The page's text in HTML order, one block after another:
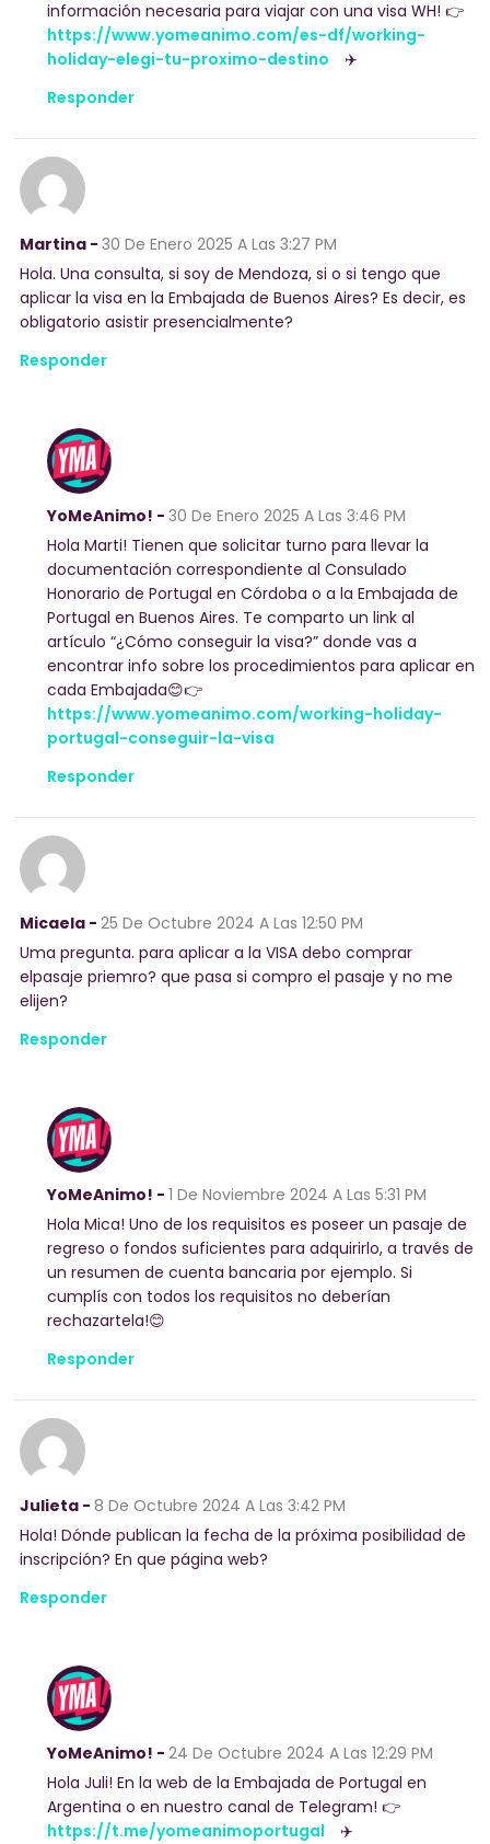
información necesaria para viajar con una visa WH! 👉
https://www.yomeanimo.com/es-df/working-
holiday-elegi-tu-proximo-destino
✈️
Responder
Martina - 30 De Enero 2025 A Las 3:27 PM
Hola. Una consulta, si soy de Mendoza, si o si tengo que
aplicar la visa en la Embajada de Buenos Aires? Es decir, es
obligatorio asistir presencialmente?
Responder
YoMeAnimo! - 30 De Enero 2025 A Las 3:46 PM
Hola Marti! Tienen que solicitar turno para llevar la
documentación correspondiente al Consulado
Honorario de Portugal en Córdoba o a la Embajada de
Portugal en Buenos Aires. Te comparto un link al
artículo “¿Cómo conseguir la visa?” donde vas a
encontrar info sobre los procedimientos para aplicar en
cada Embajada😊👉
https://www.yomeanimo.com/working-holiday-
portugal-conseguir-la-visa
Responder
Micaela - 25 De Octubre 2024 A Las 12:50 PM
Uma pregunta. para aplicar a la VISA debo comprar
elpasaje priemro? que pasa si compro el pasaje y no me
elijen?
Responder
YoMeAnimo! - 1 De Noviembre 2024 A Las 5:31 PM
Hola Mica! Uno de los requisitos es poseer un pasaje de
regreso o fondos suficientes para adquirirlo, a través de
un resumen de cuenta bancaria por ejemplo. Si
cumplís con todos los requisitos no deberían
rechazartela!😊
Responder
Julieta - 8 De Octubre 2024 A Las 3:42 PM
Hola! Dónde publican la fecha de la próxima posibilidad de
inscripción? En que página web?
Responder
YoMeAnimo! - 24 De Octubre 2024 A Las 12:29 PM
Hola Juli! En la web de la Embajada de Portugal en
Argentina o en nuestro canal de Telegram! 👉
https://t.me/yomeanimoportugal
✈️